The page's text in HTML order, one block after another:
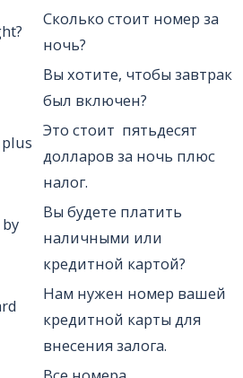
Сколько стоит номер за
ночь?
Вы хотите, чтобы завтрак
был включен?
Это стоит пятьдесят
долларов за ночь плюс
налог.
Вы будете платить
наличными или
кредитной картой?
Нам нужен номер вашей
кредитной карты для
внесения залога.